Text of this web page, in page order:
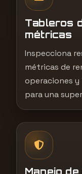
Tableros
métricas
Inspecciona
métricas de
operaciones
para una
Manejo